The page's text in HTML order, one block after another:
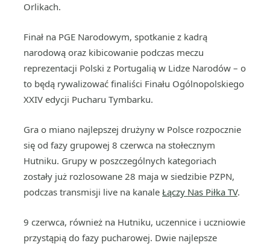
Orlikach.
Finał na PGE Narodowym, spotkanie z kadrą
narodową oraz kibicowanie podczas meczu
reprezentacji Polski z Portugalią w Lidze Narodów – o
to będą rywalizować finaliści Finału Ogólnopolskiego
XXIV edycji Pucharu Tymbarku.
Gra o miano najlepszej drużyny w Polsce rozpocznie
się od fazy grupowej 8 czerwca na stołecznym
Hutniku. Grupy w poszczególnych kategoriach
zostały już rozlosowane 28 maja w siedzibie PZPN,
podczas transmisji live na kanale Łączy Nas Piłka TV.
9 czerwca, również na Hutniku, uczennice i uczniowie
przystąpią do fazy pucharowej. Dwie najlepsze